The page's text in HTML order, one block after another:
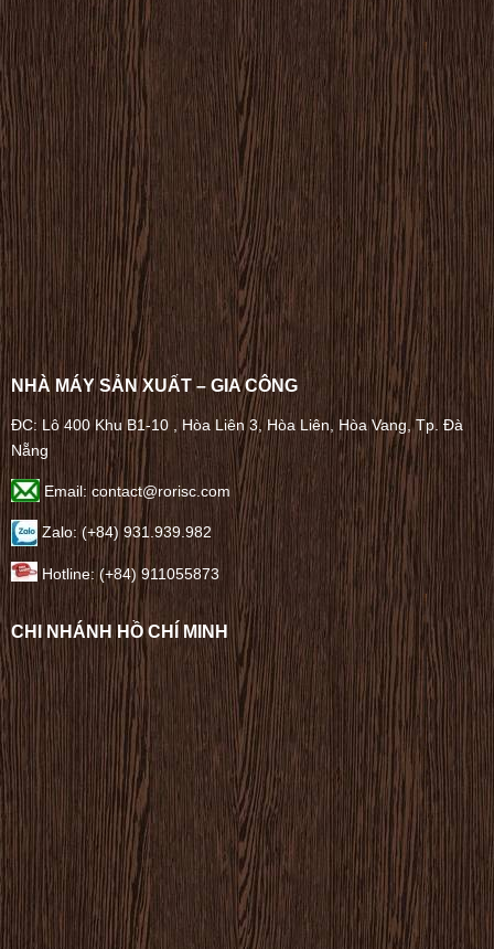
NHÀ MÁY SẢN XUẤT – GIA CÔNG
ĐC: Lô 400 Khu B1-10 , Hòa Liên 3, Hòa Liên, Hòa Vang, Tp. Đà
Nẵng
Email: contact@rorisc.com
Zalo: (+84) 931.939.982
Hotline: (+84) 911055873
CHI NHÁNH HỒ CHÍ MINH